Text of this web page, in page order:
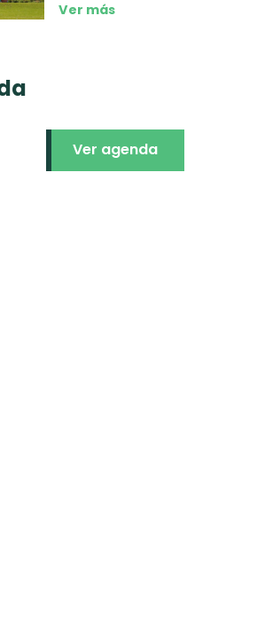
Ver más
Ver agenda